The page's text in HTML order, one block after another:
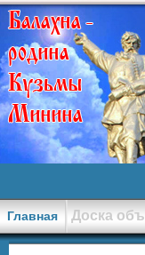
Главная Доска